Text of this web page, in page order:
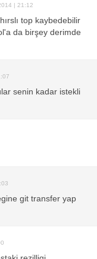
| 21:12
top kaybedebilir
da birşey derimde
senin kadar istekli
git transfer yap